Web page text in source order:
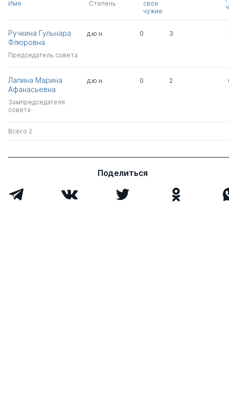
Имя Степень
свои
чужие
Ручкина Гульнара
Флюровна
Председатель совета
д.ю.н. 0 3
Лапина Марина
Афанасьевна
Зампредседателя
совета
д.ю.н. 0 2
Всего 2
Поделиться